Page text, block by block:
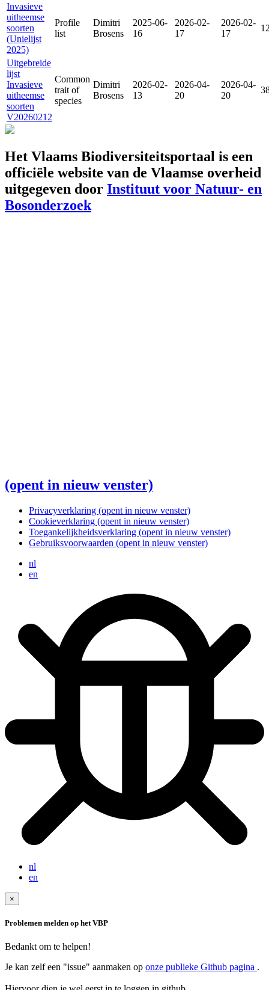
Invasieve
uitheemse
soorten
(Unielijst
2025)
Profile
list
Dimitri
Brosens
2025-06-
16
2026-02-
17
2026-02-
17
Uitgebreide
lijst
Invasieve
uitheemse
soorten
V20260212
Common
trait of
species
Dimitri
Brosens
2026-02-
13
2026-04-
20
2026-04-
20
Het Vlaams Biodiversiteitsportaal is een
officiële website van de Vlaamse overheid
uitgegeven door Instituut voor Natuur- en
Bosonderzoek
(opent in nieuw venster)
Privacyverklaring (opent in nieuw venster)
Cookieverklaring (opent in nieuw venster)
Toegankelijkheidsverklaring (opent in nieuw venster)
Gebruiksvoorwaarden (opent in nieuw venster)
nl
en
nl
en
×
Problemen melden op het VBP
Bedankt om te helpen!
Je kan zelf een "issue" aanmaken op onze publieke Github pagina .